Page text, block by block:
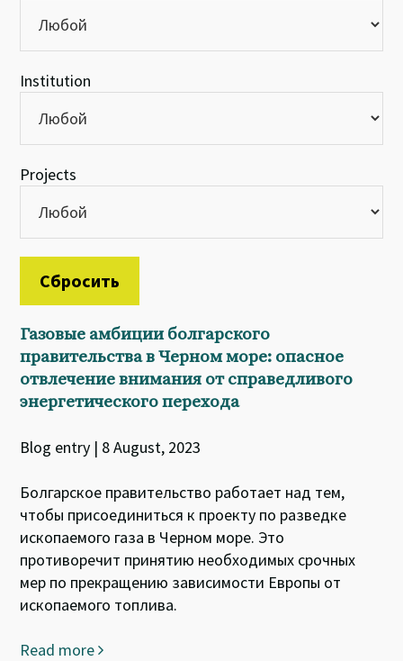
Institution
Projects
Газовые амбиции болгарского
правительства в Черном море: опасное
отвлечение внимания от справедливого
энергетического перехода
Blog entry | 8 August, 2023
Болгарское правительство работает над тем,
чтобы присоединиться к проекту по разведке
ископаемого газа в Черном море. Это
противоречит принятию необходимых срочных
мер по прекращению зависимости Европы от
ископаемого топлива.
Read more